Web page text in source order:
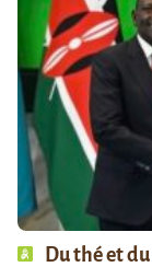
Du thé et